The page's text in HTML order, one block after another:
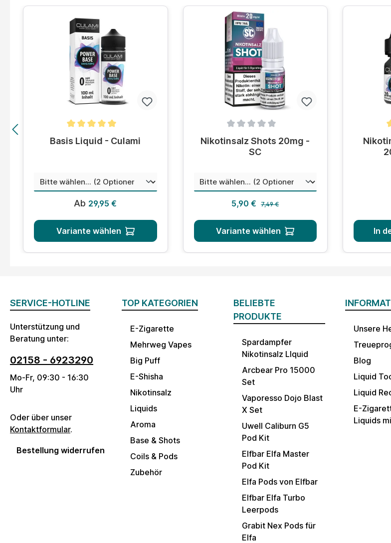
Produktgalerie überspringen
Durchschnittliche Bewertung von 5 von 5 Sternen
Basis Liquid - Culami
Mengeauswählen
Regulärer Preis:
Ab 29,95 €
Variante wählen
Durchschnittliche Bewertung von 0 von 5 Sternen
Nikotinsalz Shots 20mg -
SC
Mischungsverhältnisauswählen
Verkaufspreis:
5,90 € Regulärer Preis:
7,49 €
Variante wählen In
SERVICE-HOTLINE
Unterstützung und
Beratung unter:
02158 - 6923290
Mo-Fr, 09:30 - 16:30
Uhr
Oder über unser
Kontaktformular.
Bestellung widerrufen
TOP KATEGORIEN
E-Zigarette
Mehrweg Vapes
Big Puff
E-Shisha
Nikotinsalz
Liquids
Aroma
Base & Shots
Coils & Pods
Zubehör
BELIEBTE
PRODUKTE
Spardampfer
Nikotinsalz LIquid
Arcbear Pro 15000
Set
Vaporesso Dojo Blast
X Set
Uwell Caliburn G5
Pod Kit
Elfbar Elfa Master
Pod Kit
Elfa Pods von Elfbar
Elfbar Elfa Turbo
Leerpods
Grabit Nex Pods für
Elfa
Unsere
Blog
Liquid
Liquid
E-
Liquids